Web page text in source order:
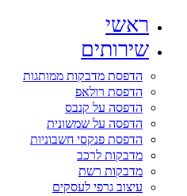
ראשי
שירותים
הדפסת מדבקות ממותגות
הדפסת רולאפ
הדפסה על קנבס
הדפסה על שמשונית
הדפסת פנקסי חשבוניות
מדבקות לרכב
מדבקות רשת
עיצוב גרפי לעסקים